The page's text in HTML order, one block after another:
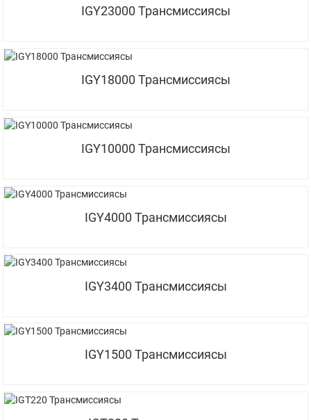
IGY23000 Трансмиссиясы
IGY18000 Трансмиссиясы
IGY10000 Трансмиссиясы
IGY4000 Трансмиссиясы
IGY3400 Трансмиссиясы
IGY1500 Трансмиссиясы